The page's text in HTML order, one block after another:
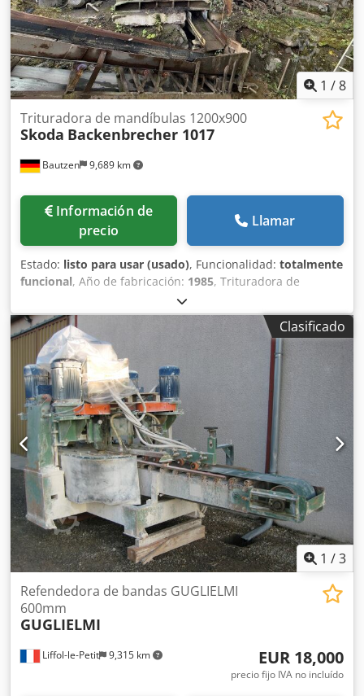
1 /8
Bautzen 9,689 km
Trituradora de mandíbulas 1200x900
Skoda Backenbrecher 1017
Información de
precio
Llamar
Estado: listo para usar (usado), Funcionalidad: totalmente
funcional, Año de fabricación: 1985, Trituradora de
mandíbulas usada Fabricante: Skoda Tipo: 1017 / 1200 x
900 Tamaño de entrada: 1000 x 700 mm Tamaño de salida:
130-250 mm Motor eléctrico: 130 kW Tolva de alimentación
Cinta transportadora con tolva de transferencia
Codpfsyluqysx Acterf
Clasificado
1 /3
Liffol-le-Petit 9,315 km
Refendedora de bandas GUGLIELMI
600mm
GUGLIELMI
EUR 18,000
precio fijo IVA no incluído